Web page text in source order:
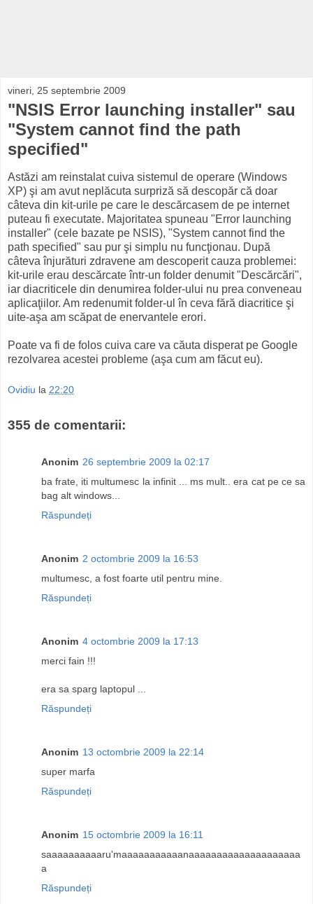
vineri, 25 septembrie 2009
"NSIS Error launching installer" sau
"System cannot find the path
specified"
Astăzi am reinstalat cuiva sistemul de operare (Windows
XP) şi am avut neplăcuta surpriză să descopăr că doar
câteva din kit-urile pe care le descărcasem de pe internet
puteau fi executate. Majoritatea spuneau "Error launching
installer" (cele bazate pe NSIS), "System cannot find the
path specified" sau pur şi simplu nu funcţionau. După
câteva înjurături zdravene am descoperit cauza problemei:
kit-urile erau descărcate într-un folder denumit "Descărcări",
iar diacriticele din denumirea folder-ului nu prea conveneau
aplicaţiilor. Am redenumit folder-ul în ceva fără diacritice şi
uite-aşa am scăpat de enervantele erori.
Poate va fi de folos cuiva care va căuta disperat pe Google
rezolvarea acestei probleme (aşa cum am făcut eu).
Ovidiu la 22:20
355 de comentarii:
Anonim 26 septembrie 2009 la 02:17
ba frate, iti multumesc la infinit ... ms mult.. era cat pe ce sa
bag alt windows...
Răspundeți
Anonim 2 octombrie 2009 la 16:53
multumesc, a fost foarte util pentru mine.
Răspundeți
Anonim 4 octombrie 2009 la 17:13
merci fain !!!
era sa sparg laptopul ...
Răspundeți
Anonim 13 octombrie 2009 la 22:14
super marfa
Răspundeți
Anonim 15 octombrie 2009 la 16:11
saaaaaaaaaaru'maaaaaaaaaaanaaaaaaaaaaaaaaaaaaaa
a
Răspundeți